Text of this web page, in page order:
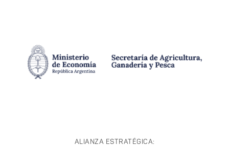
ALIANZA ESTRATÉGICA: